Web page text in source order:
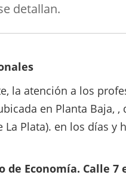
detallan.
la atención a los
en Planta Baja,
Plata). en los días y
Economía. Calle 7